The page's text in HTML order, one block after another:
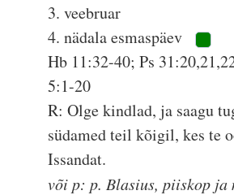
3. veebruar
4. nädala esmaspäev
Hb 11:32-40; Ps
5:1-20
R: Olge kindlad, ja saagu
südamed teil kõigil, kes te
Issandat.
või p: p. Blasius, piiskop ja